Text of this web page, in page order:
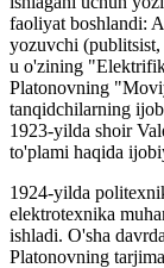
faoliyat boshlandi:
yozuvchi
u o'zining
Platonovning
tanqidchilarning
1923-yilda shoir
to'plami haqida
1924-yilda
elektrotexnika
ishladi. O'sha
Platonovning